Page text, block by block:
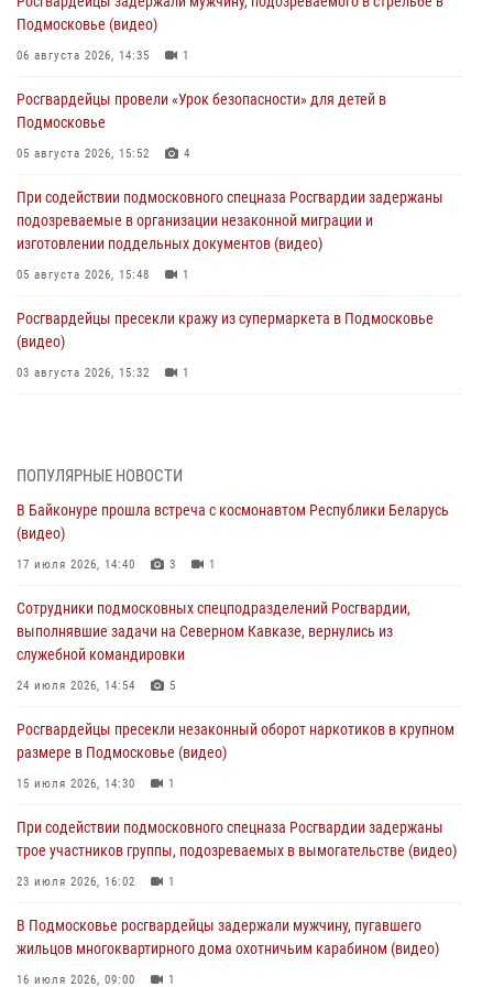
Подмосковье (видео)
06 августа 2026, 14:35 1
Росгвардейцы провели «Урок безопасности» для детей в
Подмосковье
05 августа 2026, 15:52 4
При содействии подмосковного спецназа Росгвардии задержаны
подозреваемые в организации незаконной миграции и
изготовлении поддельных документов (видео)
05 августа 2026, 15:48 1
Росгвардейцы пресекли кражу из супермаркета в Подмосковье
(видео)
03 августа 2026, 15:32 1
03 августа 2026, 15:08 1
В Подмосковье отметили годовщину со Дня образования ОМОН
«Пересвет»
02 августа 2026, 18:01
Офицер подмосковного главка Росгвардии стал гостем эфира
«Радио 1»
01 августа 2026, 17:57
крупную сумму в Подмосковье
31 июля 2026, 13:00
действиях в Подмосковье (видео)
31 июля 2026, 09:00
ПОПУЛЯРНЫЕ НОВОСТИ
В Байконуре прошла встреча с космонавтом Республики Беларусь
(видео)
17 июля 2026, 14:40 3 1
Сотрудники подмосковных спецподразделений Росгвардии,
выполнявшие задачи на Северном Кавказе, вернулись из
служебной командировки
24 июля 2026, 14:54 5
Росгвардейцы пресекли незаконный оборот наркотиков в крупном
размере в Подмосковье (видео)
15 июля 2026, 14:30 1
При содействии подмосковного спецназа Росгвардии задержаны
трое участников группы, подозреваемых в вымогательстве (видео)
23 июля 2026, 16:02 1
В Подмосковье росгвардейцы задержали мужчину, пугавшего
жильцов многоквартирного дома охотничьим карабином (видео)
16 июля 2026, 09:00 1